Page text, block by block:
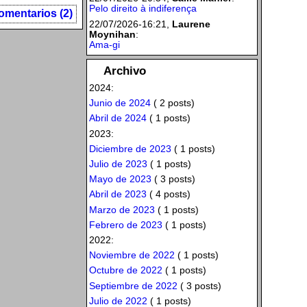
(2)
Pelo direito à indiferença
22/07/2026-16:21, Laurene
Moynihan:
Ama-gi
Archivo
2024:
Junio de 2024( 2 posts)
Abril de 2024( 1 posts)
2023:
Diciembre de 2023 ( 1 posts)
Julio de 2023 ( 1 posts)
Mayo de 2023 ( 3 posts)
Abril de 2023 ( 4 posts)
Marzo de 2023 ( 1 posts)
Febrero de 2023 ( 1 posts)
2022:
Noviembre de 2022 ( 1 posts)
Octubre de 2022 ( 1 posts)
Septiembre de 2022 ( 3 posts)
Julio de 2022 ( 1 posts)